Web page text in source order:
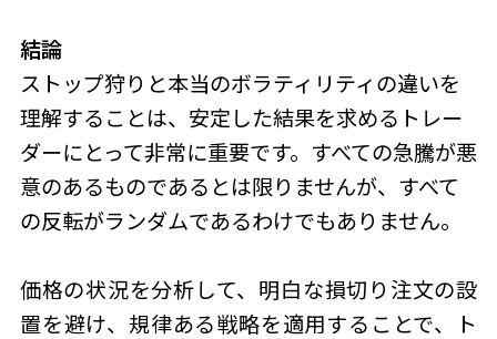
結論
ストップ狩り と本当のボラティリティの違いを
理解することは、安定した結果を求めるトレー
ダーにとって非常に重要です。すべての急騰が悪
意のあるものであるとは限りませんが、すべて
の反転がランダムであるわけでもありません。
価格の状況を分析して、明白な損切り注文の設
置を避け、規律ある戦略を適用することで、ト